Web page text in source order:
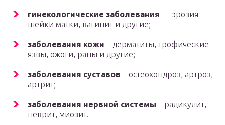
гинекологические заболевания — эрозия
шейки матки, вагинит и другие;
заболевания кожи – дерматиты, трофические
язвы, ожоги, раны и другие;
заболевания суставов – остеохондроз, артроз,
артрит;
заболевания нервной системы – радикулит,
неврит, миозит.